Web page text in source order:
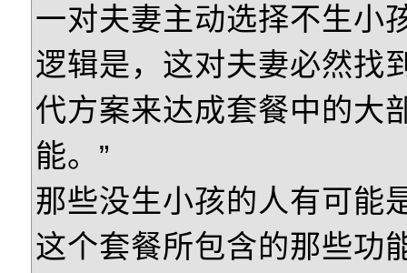
一对夫妻主动选择不生小
逻辑是，这对夫妻必然找
代方案来达成套餐中的大
能。”
那些没生小孩的人有可能
这个套餐所包含的那些功